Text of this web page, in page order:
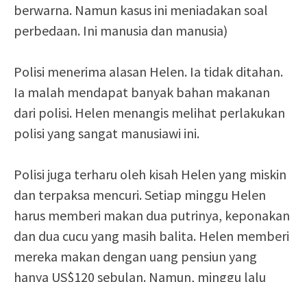
berwarna. Namun kasus ini meniadakan soal
perbedaan. Ini manusia dan manusia)
Polisi menerima alasan Helen. Ia tidak ditahan.
Ia malah mendapat banyak bahan makanan
dari polisi. Helen menangis melihat perlakukan
polisi yang sangat manusiawi ini.
Polisi juga terharu oleh kisah Helen yang miskin
dan terpaksa mencuri. Setiap minggu Helen
harus memberi makan dua putrinya, keponakan
dan dua cucu yang masih balita. Helen memberi
mereka makan dengan uang pensiun yang
hanya US$120 sebulan. Namun, minggu lalu